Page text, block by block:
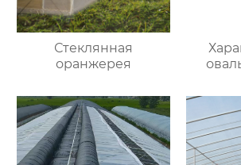
Стеклянная
оранжерея